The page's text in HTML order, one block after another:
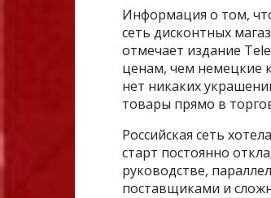
Информация о том,
сеть дисконтных
отмечает издание
ценам, чем немецкие
нет никаких
товары прямо в
Российская сеть
старт постоянно
руководстве,
поставщиками и